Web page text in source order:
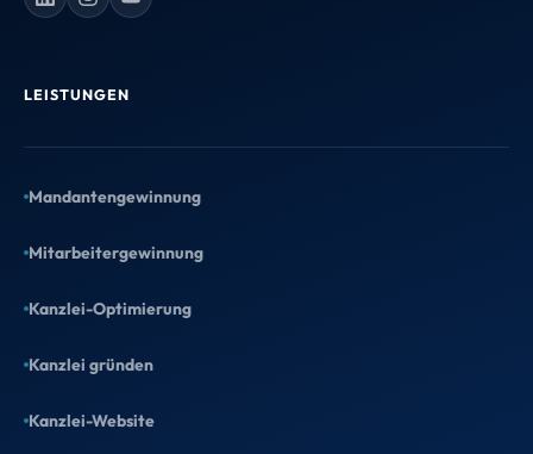
Wähl Dein Geschenk
Kanzlei gerade mehr bringt.
Kostenloser Website-Entwurf
LEISTUNGEN
Mandantengewinnung
Mitarbeitergewinnung
Kanzlei-Optimierung
Kanzlei gründen
Kanzlei-Website